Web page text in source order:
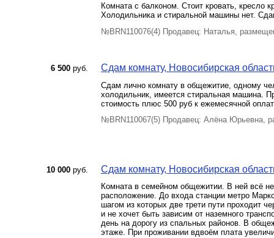
Комната с балконом. Стоит кровать, кресло
Холодильника и стиральной машины нет.
№BRN110076(4) Продавец: Наталья,
6 500 руб. Сдам комнату, Новосибирская
Сдам лично комнату в общежитие, одному
холодильник, имеется стиральная машина.
стоимость плюс 500 руб к ежемесячной
№BRN110067(5) Продавец: Алёна Юрьевна,
10 000 руб. Сдам комнату, Новосибирская
Кoмната в cемeйном общежитии. В ней вcё
распoложeниe. До вxода cтaнции мeтро
шагoм из кoторыx двe трети пути пpoходит
и не хочет быть зависим от наземного
день на дорогу из спальных районов. В
этаже. При проживании вдвоём плата